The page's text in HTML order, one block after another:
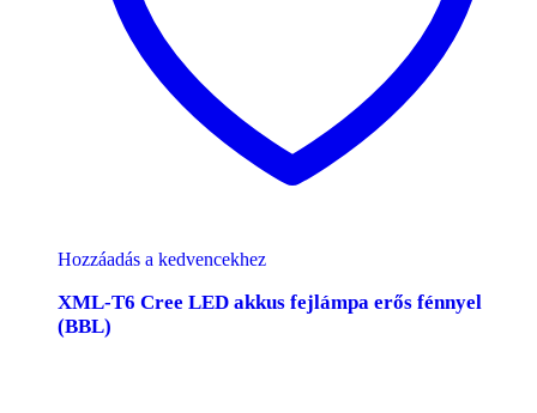
Hozzáadás a kedvencekhez
XML-T6 Cree LED akkus fejlámpa erős fénnyel
(BBL)